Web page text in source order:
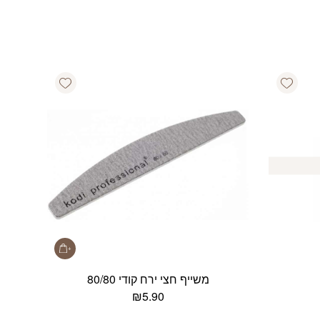
Add wishlist
Add wishlist
משייף חצי ירח קודי 80/80
₪5.90